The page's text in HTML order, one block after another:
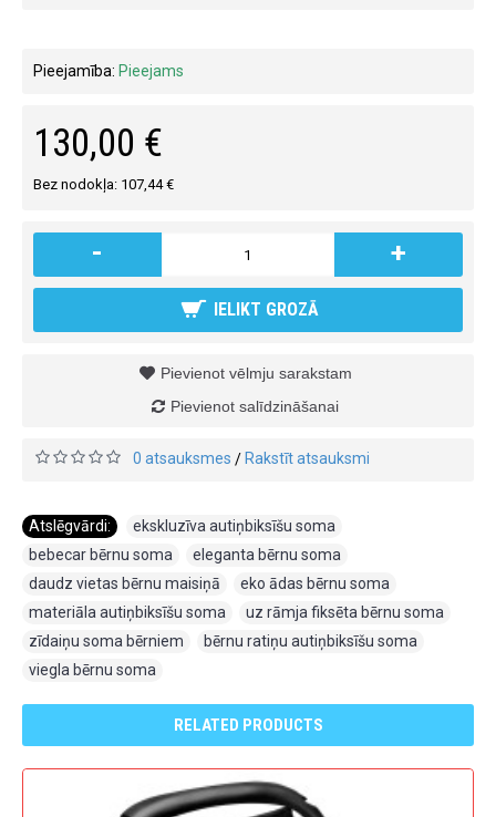
Pieejamība: Pieejams
130,00 €
Bez nodokļa: 107,44 €
- +
IELIKT GROZĀ
Pievienot vēlmju sarakstam
Pievienot salīdzināšanai
0 atsauksmes / Rakstīt atsauksmi
Atslēgvārdi: ekskluzīva autiņbiksīšu soma
bebecar bērnu soma
eleganta bērnu soma
daudz vietas bērnu maisiņā
eko ādas bērnu soma
materiāla autiņbiksīšu soma
uz rāmja fiksēta bērnu soma
zīdaiņu soma bērniem
bērnu ratiņu autiņbiksīšu soma
viegla bērnu soma
RELATED PRODUCTS